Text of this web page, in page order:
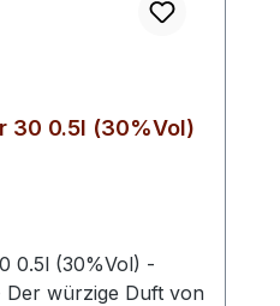
30 0.5l (30%Vol)
0.5l (30%Vol) -
würzige Duft von